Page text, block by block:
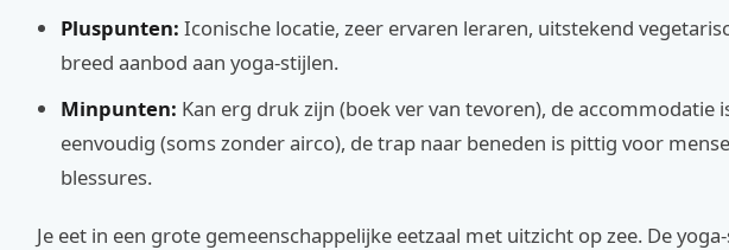
Pluspunten: Iconische locatie, zeer ervaren leraren, uitstekend
breed aanbod aan yoga-stijlen.
Minpunten: Kan erg druk zijn (boek ver van tevoren), de accommodatie
eenvoudig (soms zonder airco), de trap naar beneden is pittig voor
blessures.
Je eet in een grote gemeenschappelijke eetzaal met uitzicht op zee. De